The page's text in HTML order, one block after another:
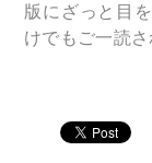
版にざっと目
けでもご一読さ